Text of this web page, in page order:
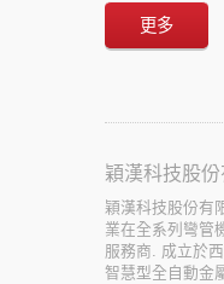
更多
穎漢科技股
穎漢科技股份有
業在全系列彎管
服務商. 成立於
智慧型全自動金